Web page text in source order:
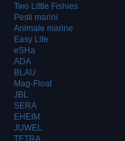
Two Little Fishies
Pesti marini
Animale marine
Easy Life
eSHa
ADA
BLAU
Mag-Float
JBL
SERA
EHEIM
JUWEL
TETRA